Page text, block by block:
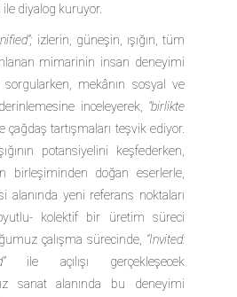
diyalog kuruyor.
izlerin, güneşin, ışığın, tüm
mimarinin insan deneyimi
mekânın sosyal ve
inceleyerek, "birlikte
çağdaş tartışmaları teşvik ediyor.
potansiyelini keşfederken,
birleşiminden doğan eserlerle,
alanında yeni referans noktaları
kolektif bir üretim süreci
çalışma sürecinde, “Invited:
ile açılışı gerçekleşecek
sanat alanında bu deneyimi